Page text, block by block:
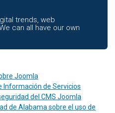
trends, web
can all have our own
Joomla
Información de Servicios
del CMS Joomla
de Alabama sobre el uso de